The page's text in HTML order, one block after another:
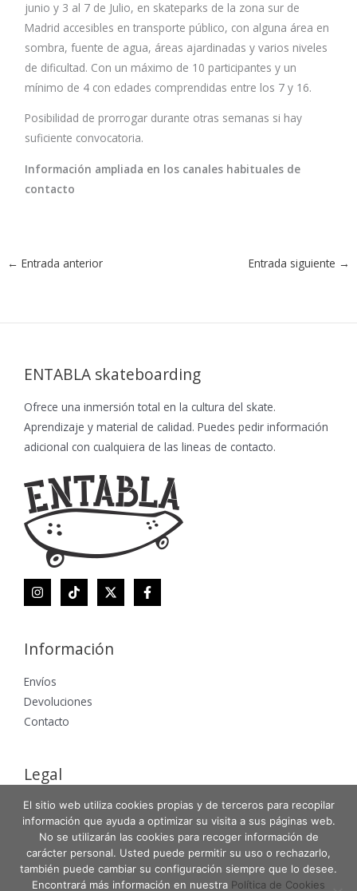
junio y 3 al 7 de Julio, en skateparks de la zona sur de
Madrid accesibles en transporte público, con alguna área en
sombra, fuente de agua, áreas ajardinadas y varios niveles
de dificultad. Con un máximo de 10 participantes y un
mínimo de 4 con edades comprendidas entre los 7 y 16.
Posibilidad de prorrogar durante otras semanas si hay
suficiente convocatoria.
Información ampliada en los canales habituales de
contacto
← Entrada anterior Entrada siguiente →
ENTABLA skateboarding
Ofrece una inmersión total en la cultura del skate.
Aprendizaje y material de calidad. Puedes pedir información
adicional con cualquiera de las lineas de contacto.
Información
Envíos
Devoluciones
Contacto
Legal
Aviso Legal
Política de Privacidad
Política de Cookies
El sitio web utiliza cookies propias y de terceros para recopilar
información que ayuda a optimizar su visita a sus páginas web.
No se utilizarán las cookies para recoger información de
carácter personal. Usted puede permitir su uso o rechazarlo,
también puede cambiar su configuración siempre que lo desee.
Encontrará más información en nuestra Política de Cookies